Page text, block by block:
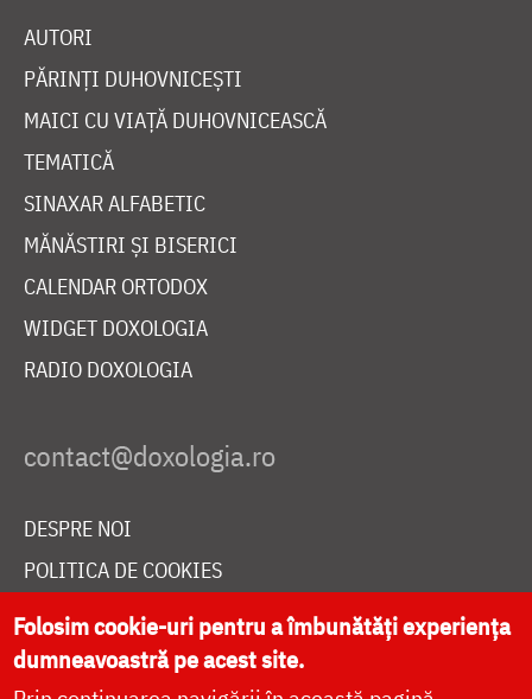
AUTORI
PĂRINȚI DUHOVNICEȘTI
MAICI CU VIAȚĂ DUHOVNICEASCĂ
TEMATICĂ
SINAXAR ALFABETIC
MĂNĂSTIRI ȘI BISERICI
CALENDAR ORTODOX
WIDGET DOXOLOGIA
RADIO DOXOLOGIA
DESPRE NOI
POLITICA DE COOKIES
DONEAZĂ ONLINE PENTRU CATEDRALA NAȚIONALĂ
Folosim cookie-uri pentru a îmbunătăți experiența
dumneavoastră pe acest site.